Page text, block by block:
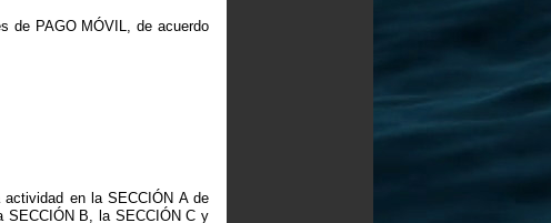
de PAGO MÓVIL, de acuerdo
en la SECCIÓN A de
SECCIÓN B, la SECCIÓN C y